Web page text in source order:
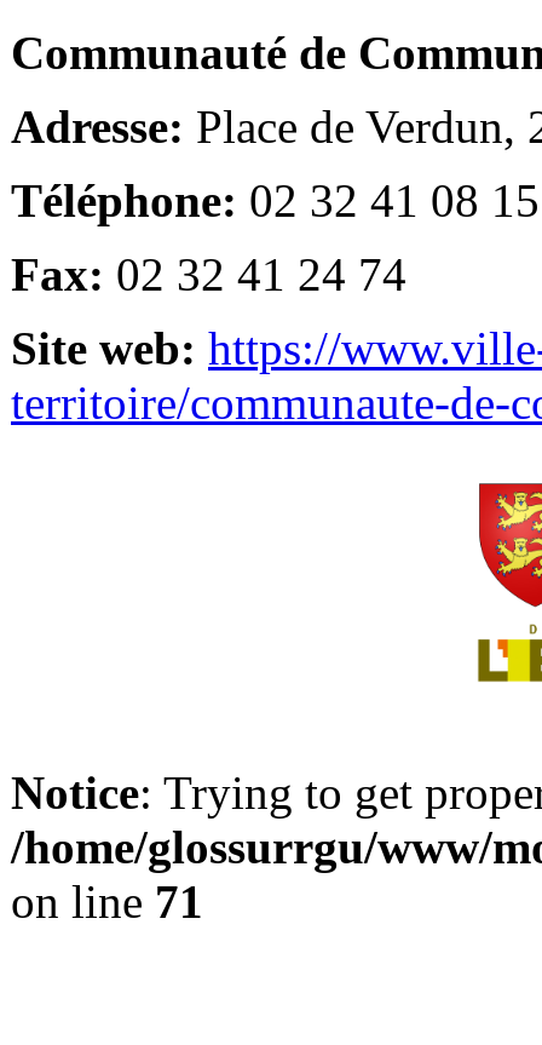
Communauté de
Adresse: Place de Verdun,
Téléphone: 02 32 41 08 15
Fax: 02 32 41 24 74
Site web: https://
territoire/communaute-de-
Notice: Trying to get
/home/glossurrgu/www/
on line 71